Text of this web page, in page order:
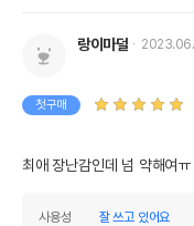
랑이마덜
첫구매
최애 장난감인데 넘 약해여ㅠ
사용성
잘 쓰고 있어요